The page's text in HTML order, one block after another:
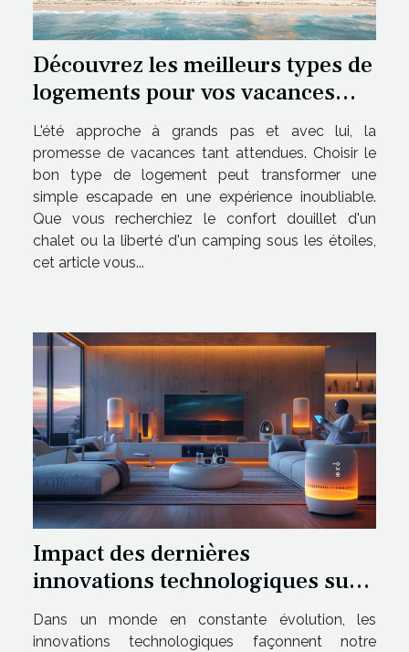
Découvrez les meilleurs types de
logements pour vos vacances
d'été
L'été approche à grands pas et avec lui, la
promesse de vacances tant attendues. Choisir le
bon type de logement peut transformer une
simple escapade en une expérience inoubliable.
Que vous recherchiez le confort douillet d'un
chalet ou la liberté d'un camping sous les étoiles,
cet article vous...
Impact des dernières
innovations technologiques sur
notre quotidien
Dans un monde en constante évolution, les
innovations technologiques façonnent notre